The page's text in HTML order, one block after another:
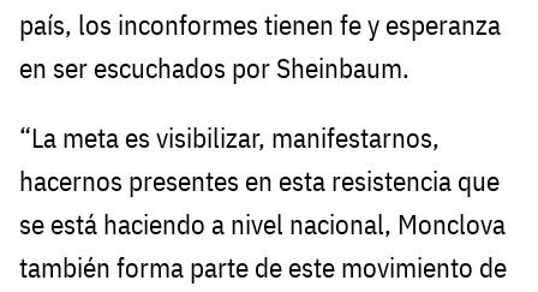
país, los inconformes tienen fe y esperanza
en ser escuchados por Sheinbaum.
“La meta es visibilizar, manifestarnos,
hacernos presentes en esta resistencia que
se está haciendo a nivel nacional, Monclova
también forma parte de este movimiento de